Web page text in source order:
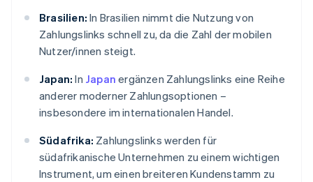
Brasilien: In Brasilien nimmt die Nutzung von
Zahlungslinks schnell zu, da die Zahl der mobilen
Nutzer/innen steigt.
Japan: In Japan ergänzen Zahlungslinks eine Reihe
anderer moderner Zahlungsoptionen –
insbesondere im internationalen Handel.
Südafrika: Zahlungslinks werden für
südafrikanische Unternehmen zu einem wichtigen
Instrument, um einen breiteren Kundenstamm zu